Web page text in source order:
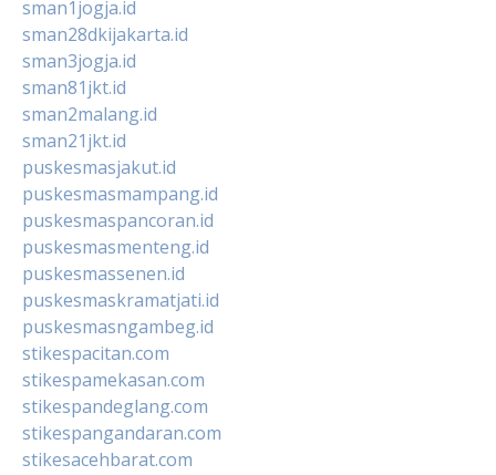
sman1jogja.id
sman28dkijakarta.id
sman3jogja.id
sman81jkt.id
sman2malang.id
sman21jkt.id
puskesmasjakut.id
puskesmasmampang.id
puskesmaspancoran.id
puskesmasmenteng.id
puskesmassenen.id
puskesmaskramatjati.id
puskesmasngambeg.id
stikespacitan.com
stikespamekasan.com
stikespandeglang.com
stikespangandaran.com
stikesacehbarat.com